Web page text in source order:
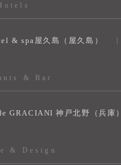
& spa屋久島（屋久島）
& Bar
GRACIANI 神戸北野（兵庫）
& Design